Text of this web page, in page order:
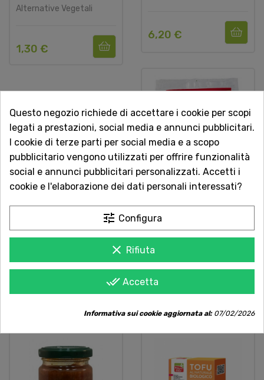
Alternative Vegetali
1,30 €
6,20 €
200g Natural Food
Questo negozio richiede di accettare i cookie per scopi
legati a prestazioni, social media e annunci pubblicitari.
I cookie di terze parti per social media e a scopo
pubblicitario vengono utilizzati per offrire funzionalità
social e annunci pubblicitari personalizzati. Accetti i
cookie e l'elaborazione dei dati personali interessati?
tune Configura
clear Rifiuta
done_all Accetta
Informativa sui cookie aggiornata al:07/02/2026